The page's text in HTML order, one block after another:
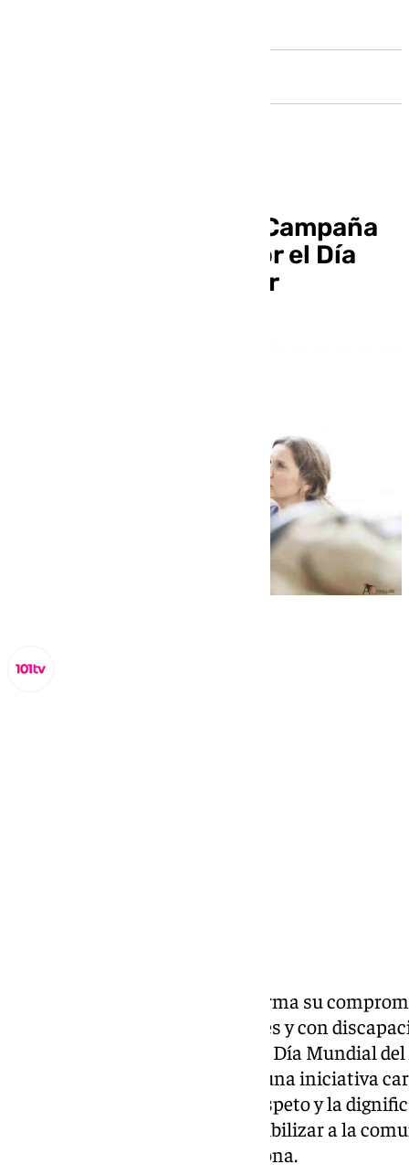
AFANAS presenta la Campaña
«Ponte en mi piel» por el Día
Mundial del Alzheimer
reafirma su
cuidado de las personas mayores y con
Humanización. En el marco del Día Mundial
la campaña “Ponte en mi piel”, una iniciativa
para fomentar la empatía, el respeto y la
con esta condición, y para sensibilizar a la
un cuidado centrado en la persona.